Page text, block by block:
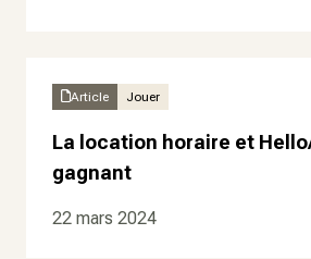
Article Jouer
La location horaire et
gagnant
22 mars 2024